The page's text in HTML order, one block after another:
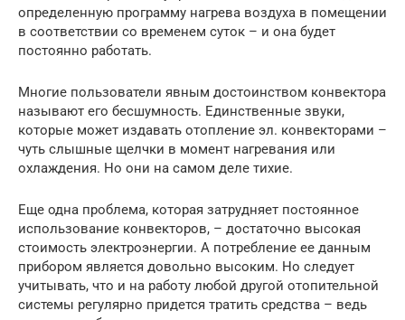
определенную программу нагрева воздуха в помещении
в соответствии со временем суток – и она будет
постоянно работать.
Многие пользователи явным достоинством конвектора
называют его бесшумность. Единственные звуки,
которые может издавать отопление эл. конвекторами –
чуть слышные щелчки в момент нагревания или
охлаждения. Но они на самом деле тихие.
Еще одна проблема, которая затрудняет постоянное
использование конвекторов, – достаточно высокая
стоимость электроэнергии. А потребление ее данным
прибором является довольно высоким. Но следует
учитывать, что и на работу любой другой отопительной
системы регулярно придется тратить средства – ведь